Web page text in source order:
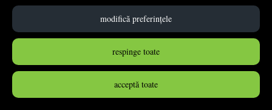
modifică preferințele
respinge toate
acceptă toate
mă abonez!